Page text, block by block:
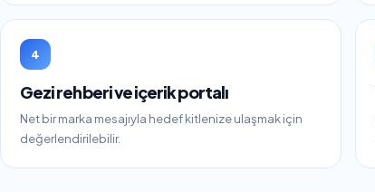
4
Gezi rehberi ve içerik portalı
Net bir marka mesajıyla hedef kitlenize ulaşmak için
değerlendirilebilir.